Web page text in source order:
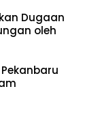
Dugaan
oleh